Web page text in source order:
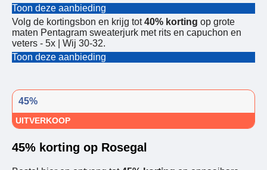
Toon deze aanbieding
Volg de kortingsbon en krijg tot40% korting op grote
maten Pentagram sweaterjurk met rits en capuchon en
veters - 5x | Wij 30-32.
Toon deze aanbieding
45%
UITVERKOOP
45% korting op Rosegal